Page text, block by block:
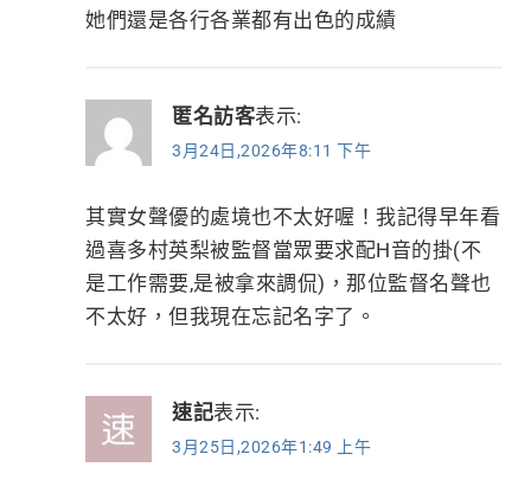
她們還是各行各業都有出色的成績
匿名訪客表示:
3月24日,2026年8:11 下午
其實女聲優的處境也不太好喔！我記得早年看
過喜多村英梨被監督當眾要求配H音的掛(不
是工作需要,是被拿來調侃)，那位監督名聲也
不太好，但我現在忘記名字了。
速記表示:
3月25日,2026年1:49 上午